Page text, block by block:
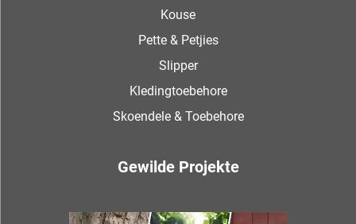
Kouse
Pette & Petjies
Slipper
Kledingtoebehore
Skoendele & Toebehore
Gewilde Projekte